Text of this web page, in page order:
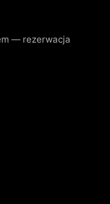
— rezerwacja